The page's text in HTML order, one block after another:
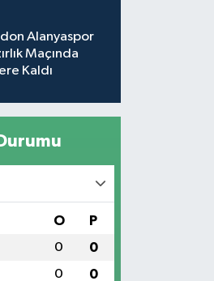
Alanyaspor
Maçında
Kaldı
O P
0 0
0 0